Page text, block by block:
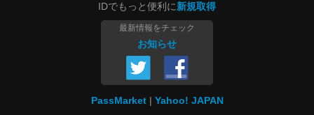
IDでもっと便利に新規取得
最新情報をチェック
お知らせ
PassMarket Yahoo! JAPAN